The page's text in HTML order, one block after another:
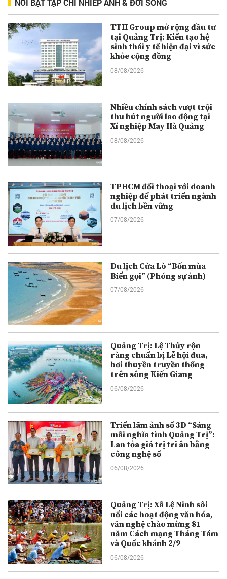
NỔI BẬT TẠP CHÍ NHIẾP ẢNH & ĐỜI SỐNG
TTH Group mở rộng đầu tư
tại Quảng Trị: Kiến tạo hệ
sinh thái y tế hiện đại vì sức
khỏe cộng đồng
08/08/2026
Nhiều chính sách vượt trội
thu hút người lao động tại
Xí nghiệp May Hà Quảng
08/08/2026
TPHCM đối thoại với doanh
nghiệp để phát triển ngành
du lịch bền vững
07/08/2026
Du lịch Cửa Lò “Bốn mùa
Biển gọi” (Phóng sự ảnh)
07/08/2026
Quảng Trị: Lệ Thủy rộn
ràng chuẩn bị Lễ hội đua,
bơi thuyền truyền thống
trên sông Kiến Giang
06/08/2026
Triển lãm ảnh số 3D “Sáng
mãi nghĩa tình Quảng Trị”:
Lan tỏa giá trị tri ân bằng
công nghệ số
06/08/2026
Quảng Trị: Xã Lệ Ninh sôi
nổi các hoạt động văn hóa,
văn nghệ chào mừng 81
năm Cách mạng Tháng Tám
và Quốc khánh 2/9
06/08/2026